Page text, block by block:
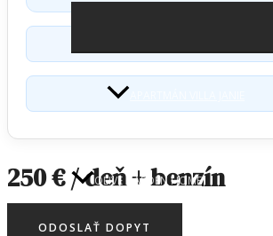
OLIVE GARDEN HOME
250 € / deň + benzín
ODOSLAŤ DOPYT